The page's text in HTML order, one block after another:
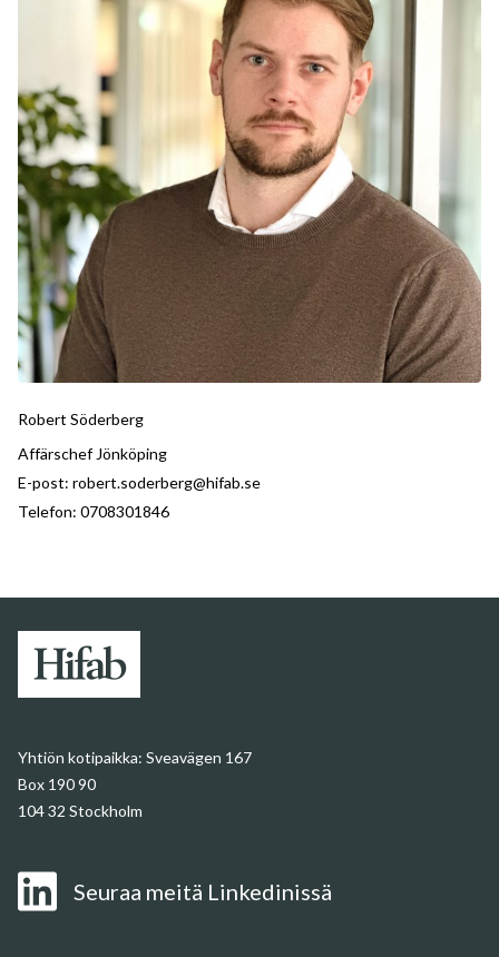
Robert Söderberg
Affärschef Jönköping
E-post: robert.soderberg@hifab.se
Telefon: 0708301846
Yhtiön kotipaikka: Sveavägen 167
Box 190 90
104 32 Stockholm
Seuraa meitä Linkedinissä